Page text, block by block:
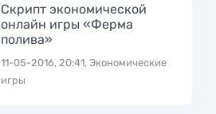
Cкрипт экономической
онлайн игры «Ферма
полива»
11-05-2016, 20:41, Экономические
игры